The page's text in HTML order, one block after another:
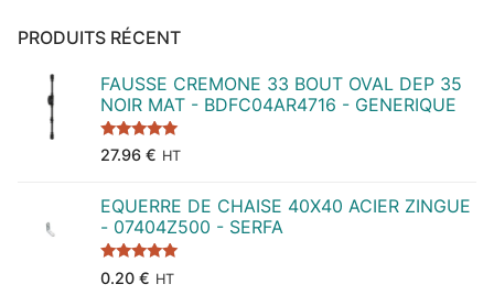
PRODUITS RÉCENT
FAUSSE CREMONE 33 BOUT OVAL DEP 35
NOIR MAT - BDFC04AR4716 - GENERIQUE
Note5.00
sur 5
27.96 € HT
EQUERRE DE CHAISE 40X40 ACIER ZINGUE
- 07404Z500 - SERFA
Note 5.00
sur 5
0.20 € HT